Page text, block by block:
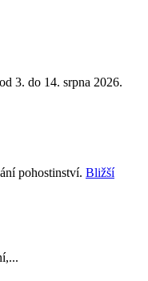
3. do 14. srpna 2026.
pohostinství. Bližší